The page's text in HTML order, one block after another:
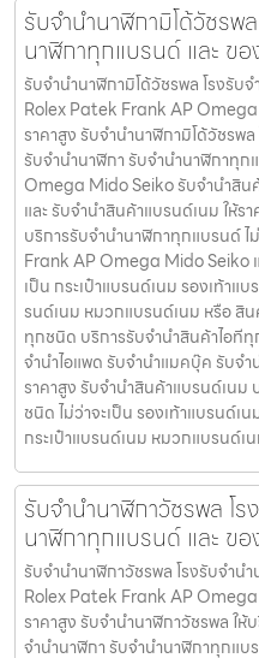
รับจำนำนาฬิกามิโด้วัชรพ
นาฬิกาทุกแบรนด์ และ ข
รับจำนำนาฬิกามิโด้วัชรพล โรงรั
Rolex Patek Frank AP
ราคาสูง รับจำนำนาฬิกามิโด้วัชรพ
รับจำนำนาฬิกา รับจำนำนาฬิกาทุ
Omega Mido Seiko รับจำนำสิน
และ รับจำนำสินค้าแบรนด์เนม ให้ร
บริการรับจำนำนาฬิกาทุกแบรนด์ ไ
Frank AP Omega Mido Seiko
เป็น กระเป๋าแบรนด์เนม รองเท้าแ
รนด์เนม หมวกแบรนด์เนม หรือ สิ
ทุกชนิด บริการรับจำนำสินค้าไอทีทุ
จำนำไอแพด รับจำนำแมคบุ๊ค รับจ
ราคาสูง รับจำนำสินค้าแบรนด์เน
ชนิด ไม่ว่าจะเป็น รองเท้าแบรนด์เ
กระเป๋าแบรนด์เนม หมวกแบรนด์
รับจำนำนาฬิกาวัชรพล โ
นาฬิกาทุกแบรนด์ และ ข
รับจำนำนาฬิกาวัชรพล โรงรับจำ
Rolex Patek Frank AP
ราคาสูง รับจำนำนาฬิกาวัชรพล ให้
จำนำนาฬิกา รับจำนำนาฬิกาทุกแ